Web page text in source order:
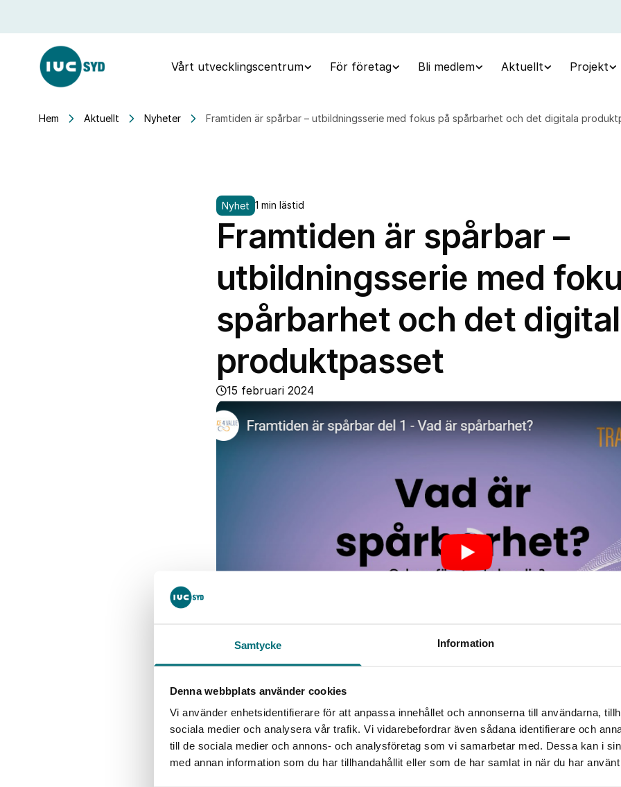
Samtycke Information
Denna webbplats använder cookies
Vi använder enhetsidentifierare för att anpassa innehållet och annonserna till användarna,
sociala medier och analysera vår trafik. Vi vidarebefordrar även sådana identifierare och
till de sociala medier och annons- och analysföretag som vi samarbetar med. Dessa kan i
med annan information som du har tillhandahållit eller som de har samlat in när du har
Vårt utvecklingscentrum För företag Bli medlem Aktuellt Projekt
Hem Aktuellt Nyheter Framtiden är spårbar – utbildningsserie med fokus på spårbarhet och det digitala
Nyhet 1 min lästid
Framtiden är spårbar –
utbildningsserie med
spårbarhet och det
produktpasset
15 februari 2024
Chalmers Industriteknik bjuder in till en utbildningsserie som ger dig bättre
menas med spårbarhet och digitala produktpass. Du får också tips på hur
kan förbereda sig för kommande lagkrav och förväntningar.